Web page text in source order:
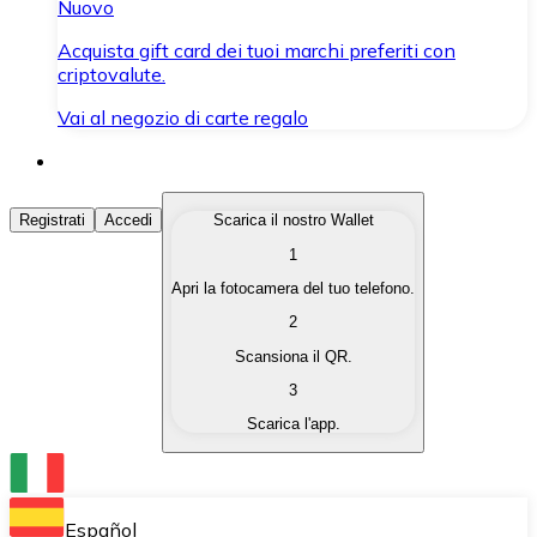
Nuovo
Acquista gift card dei tuoi marchi preferiti con
criptovalute.
Vai al negozio di carte regalo
Acquista Criptovalute
Acquista le criptovalute che ti interessano in modo
Converti le tue criptovalute in valuta fiat quando ne
Scambia una criptovaluta con un'altra
Conserva le tue cripto in un Wallet self-custodial.
Registrati Accedi
Scarica il nostro Wallet
1
Apri la fotocamera del tuo telefono.
2
Scansiona il QR.
3
Scarica l'app.
Español